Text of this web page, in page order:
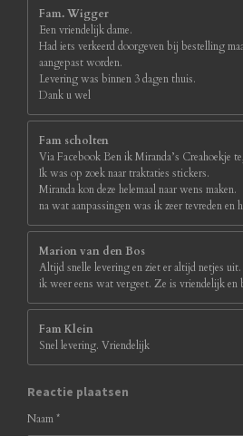
Fam. Wigger
Een vriendelijk dame.
Had iets verkeerd doorgeven bij bestelling
aangepast worden.
Levering was binnen 3 dagen thuis.
Dank u wel
Fam scholten
Via Facebook Ben ik Miranda’s Creahoekje
Ik was op zoek naar traktaties stickers.
Miranda kon deze helemaal naar wens maken.
na wat aanpassingen was ik zeer tevreden en
Marion van den Bos
Altijd snelle levering en ziet er altijd netjes uit.
ik weer eens wat vergeet. Ze is vriendelijk en
Fam Klein
Snel levering. Vriendelijk
Reactie plaatsen
Naam *